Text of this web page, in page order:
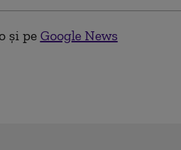
și pe Google News